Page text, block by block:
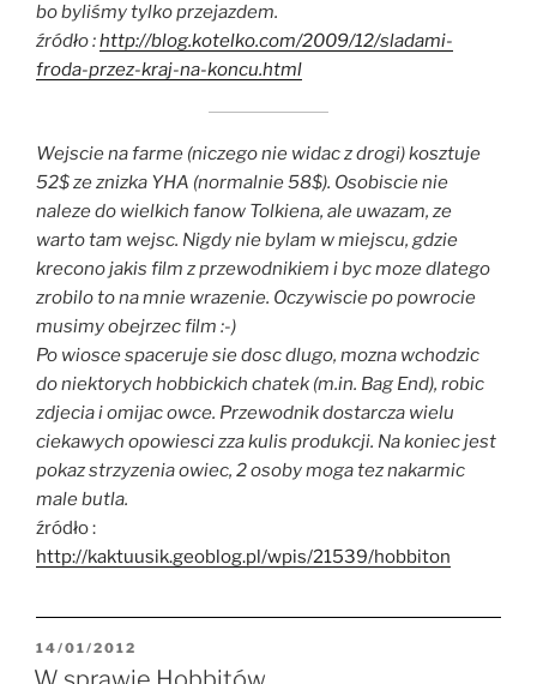
bo byliśmy tylko przejazdem.
źródło :http://blog.kotelko.com/2009/12/sladami-
froda-przez-kraj-na-koncu.html
Wejscie na farme (niczego nie widac z drogi) kosztuje
52$ ze znizka YHA (normalnie 58$). Osobiscie nie
naleze do wielkich fanow Tolkiena, ale uwazam, ze
warto tam wejsc. Nigdy nie bylam w miejscu, gdzie
krecono jakis film z przewodnikiem i byc moze dlatego
zrobilo to na mnie wrazenie. Oczywiscie po powrocie
musimy obejrzec film :-)
Po wiosce spaceruje sie dosc dlugo, mozna wchodzic
do niektorych hobbickich chatek (m.in. Bag End), robic
zdjecia i omijac owce. Przewodnik dostarcza wielu
ciekawych opowiesci zza kulis produkcji. Na koniec jest
pokaz strzyzenia owiec, 2 osoby moga tez nakarmic
male butla.
źródło :
http://kaktuusik.geoblog.pl/wpis/21539/hobbiton
OPUBLIKOWANE
W
14/01/2012